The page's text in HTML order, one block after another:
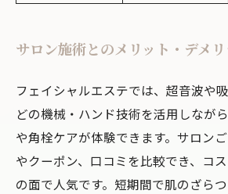
サロン施術とのメリット・デメ
フェイシャルエステでは、超音波や
どの機械・ハンド技術を活用しなが
や角栓ケアが体験できます。サロン
やクーポン、口コミを比較でき、コ
の面で人気です。短期間で肌のざら